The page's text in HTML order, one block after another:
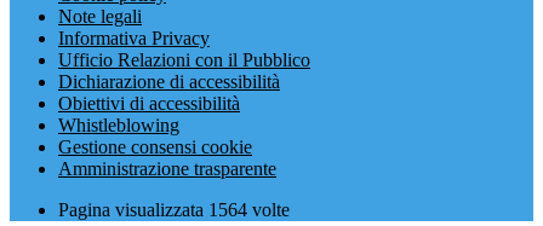
Note legali
Informativa Privacy
Ufficio Relazioni con il Pubblico
Dichiarazione di accessibilità
Obiettivi di accessibilità
Whistleblowing
Gestione consensi cookie
Amministrazione trasparente
Pagina visualizzata 1564 volte